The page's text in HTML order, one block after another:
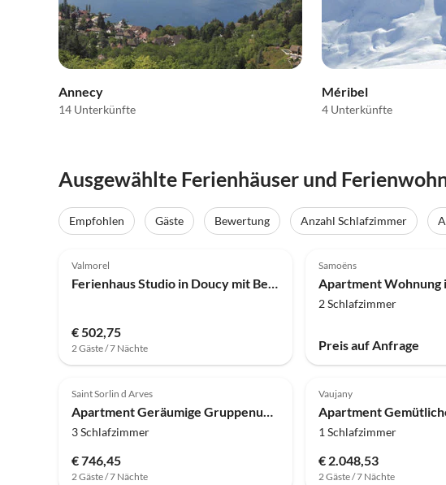
Annecy
14 Unterkünfte
Méribel
4 Unterkünfte
Ausgewählte Ferienhäuser und
Empfohlen Gäste Bewertung Anzahl Schlafzimmer
Valmorel
Ferienhaus Studio in Doucy mit Bergblick
€ 502,75
2 Gäste / 7 Nächte
Samoëns
2 Schlafzimmer
Preis auf Anfrage
Saint Sorlin d Arves
Apartment Geräumige Gruppenunterkunft im Tal
3 Schlafzimmer
€ 746,45
2 Gäste / 7 Nächte
Vaujany
1 Schlafzimmer
€ 2.048,53
2 Gäste / 7 Nächte